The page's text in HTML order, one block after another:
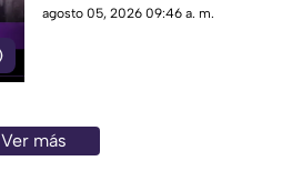
que destruyen viviendas a su
agosto 05, 2026 09:46 a. m.
Ver más